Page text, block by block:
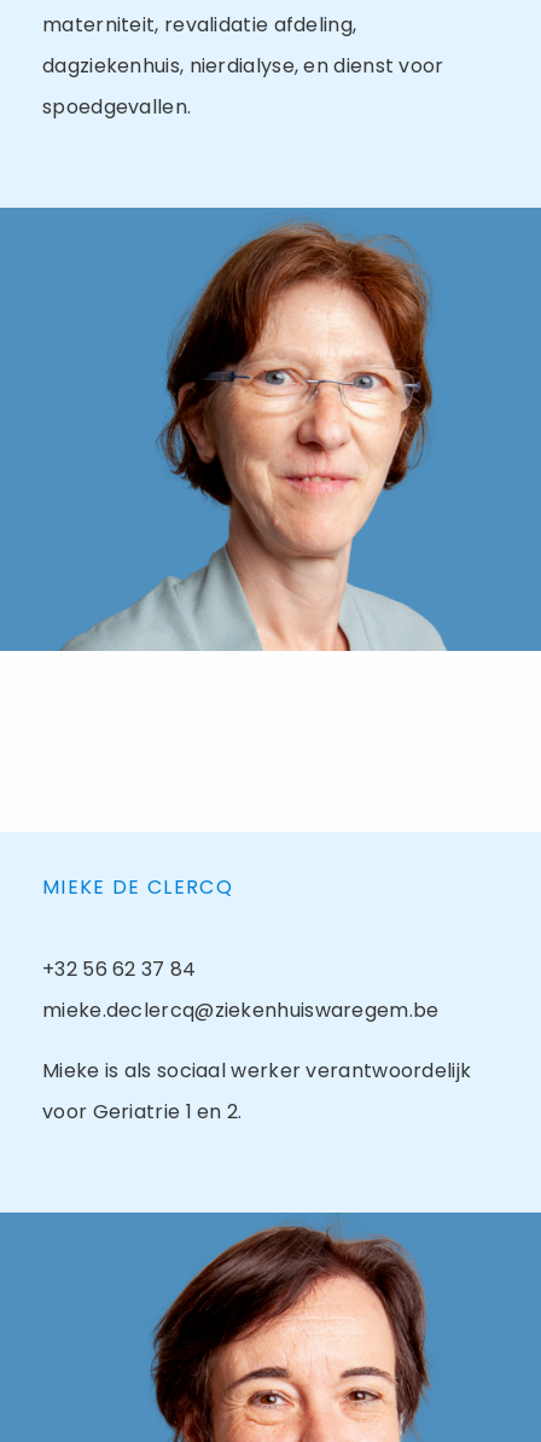
materniteit, revalidatie afdeling,
dagziekenhuis, nierdialyse, en dienst voor
spoedgevallen.
MIEKE DE CLERCQ
+32 56 62 37 84
mieke.declercq@ziekenhuiswaregem.be
Mieke is als sociaal werker verantwoordelijk
voor Geriatrie 1 en 2.